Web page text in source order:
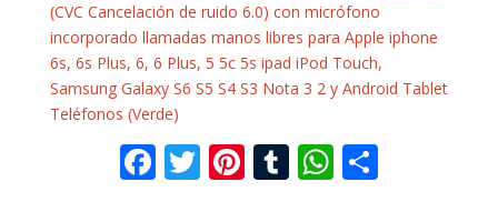
(CVC Cancelación de ruido 6.0) con micrófono
incorporado llamadas manos libres para Apple iphone
6s, 6s Plus, 6, 6 Plus, 5 5c 5s ipad iPod Touch,
Samsung Galaxy S6 S5 S4 S3 Nota 3 2 y Android Tablet
Teléfonos (Verde)
F T Pi T W